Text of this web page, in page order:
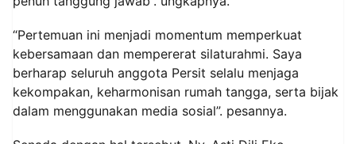
“Pertemuan ini menjadi momentum memperkuat
kebersamaan dan mempererat silaturahmi. Saya
berharap seluruh anggota Persit selalu menjaga
kekompakan, keharmonisan rumah tangga, serta bijak
dalam menggunakan media sosial”. pesannya.